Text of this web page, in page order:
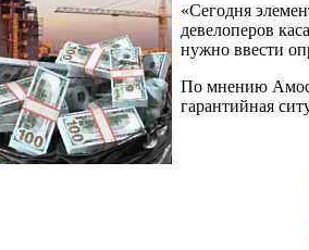
«Сегодня
девелоперов
нужно ввести
По мнению
гарантийная